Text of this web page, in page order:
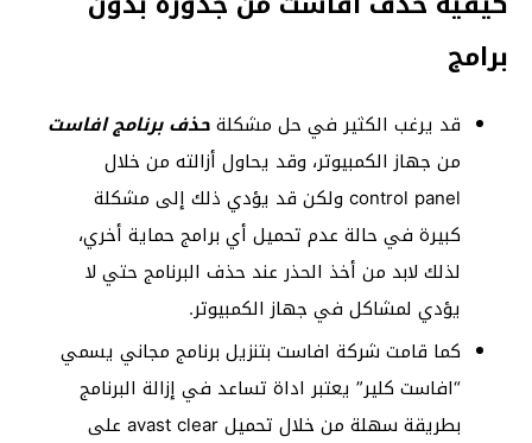
برامج
قد يرغب الكثير في حل مشكلةحذف برنامج افاست
من جهاز الكمبيوتر، وقد يحاول أزالته من خلال
control panel ولكن قد يؤدي ذلك إلى مشكلة
كبيرة في حالة عدم تحميل أي برامج حماية أخري،
لذلك لابد من أخذ الحذر عند حذف البرنامج حتي لا
يؤدي لمشاكل في جهاز الكمبيوتر.
كما قامت شركة افاست بتنزيل برنامج مجاني يسمي
“افاست كلير” يعتبر اداة تساعد في إزالة البرنامج
بطريقة سهلة من خلال تحميل avast clear على